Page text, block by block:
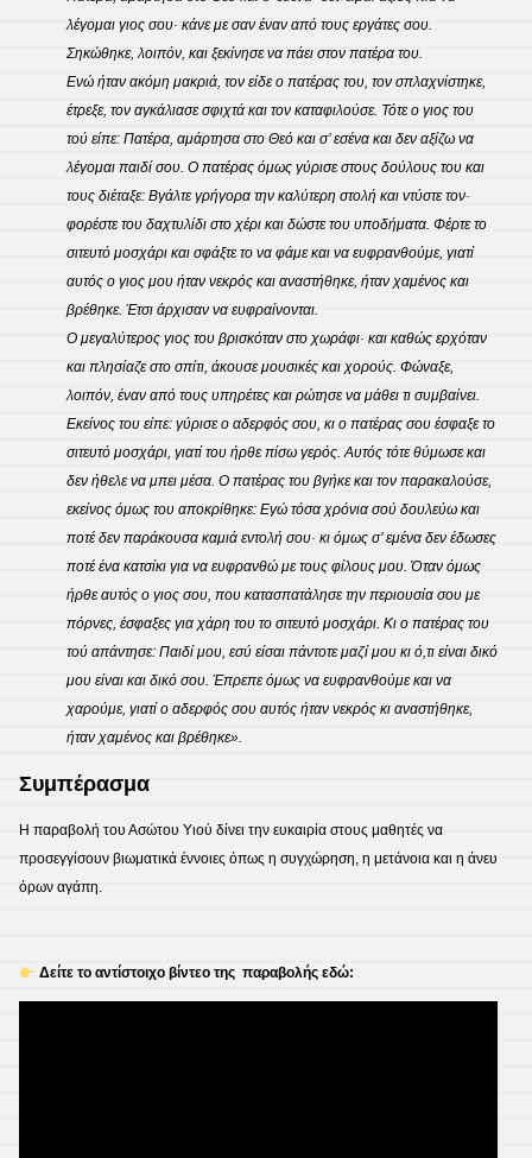
λέγομαι γιος σου· κάνε με σαν έναν από τους εργάτες σου.
Σηκώθηκε, λοιπόν, και ξεκίνησε να πάει στον πατέρα του.
Ενώ ήταν ακόμη μακριά, τον είδε ο πατέρας του, τον σπλαχνίστηκε,
έτρεξε, τον αγκάλιασε σφιχτά και τον καταφιλούσε. Τότε ο γιος του
τού είπε: Πατέρα, αμάρτησα στο Θεό και σ’ εσένα και δεν αξίζω να
λέγομαι παιδί σου. Ο πατέρας όμως γύρισε στους δούλους του και
τους διέταξε: Βγάλτε γρήγορα την καλύτερη στολή και ντύστε τον·
φορέστε του δαχτυλίδι στο χέρι και δώστε του υποδήματα. Φέρτε το
σιτευτό μοσχάρι και σφάξτε το να φάμε και να ευφρανθούμε, γιατί
αυτός ο γιος μου ήταν νεκρός και αναστήθηκε, ήταν χαμένος και
βρέθηκε. Έτσι άρχισαν να ευφραίνονται.
Ο μεγαλύτερος γιος του βρισκόταν στο χωράφι· και καθώς ερχόταν
και πλησίαζε στο σπίτι, άκουσε μουσικές και χορούς. Φώναξε,
λοιπόν, έναν από τους υπηρέτες και ρώτησε να μάθει τι συμβαίνει.
Εκείνος του είπε: γύρισε ο αδερφός σου, κι ο πατέρας σου έσφαξε το
σιτευτό μοσχάρι, γιατί του ήρθε πίσω γερός. Αυτός τότε θύμωσε και
δεν ήθελε να μπει μέσα. Ο πατέρας του βγήκε και τον παρακαλούσε,
εκείνος όμως του αποκρίθηκε: Εγώ τόσα χρόνια σού δουλεύω και
ποτέ δεν παράκουσα καμιά εντολή σου· κι όμως σ’ εμένα δεν έδωσες
ποτέ ένα κατσίκι για να ευφρανθώ με τους φίλους μου. Όταν όμως
ήρθε αυτός ο γιος σου, που κατασπατάλησε την περιουσία σου με
πόρνες, έσφαξες για χάρη του το σιτευτό μοσχάρι. Κι ο πατέρας του
τού απάντησε: Παιδί μου, εσύ είσαι πάντοτε μαζί μου κι ό,τι είναι δικό
μου είναι και δικό σου. Έπρεπε όμως να ευφρανθούμε και να
χαρούμε, γιατί ο αδερφός σου αυτός ήταν νεκρός κι αναστήθηκε,
ήταν χαμένος και βρέθηκε».
Συμπέρασμα
Η παραβολή του Ασώτου Υιού δίνει την ευκαιρία στους μαθητές να
προσεγγίσουν βιωματικά έννοιες όπως η συγχώρηση, η μετάνοια και η άνευ
όρων αγάπη.
Δείτε το αντίστοιχο βίντεο της παραβολής εδώ: